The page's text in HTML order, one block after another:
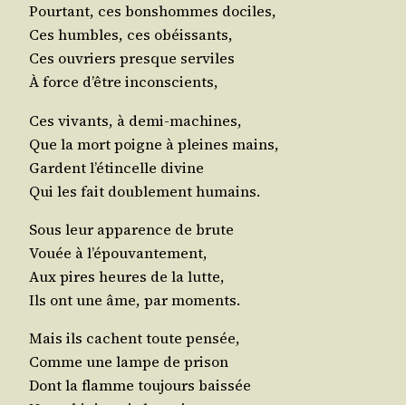
Pour­tant, ces bons­hommes dociles,
Ces humbles, ces obéissants,
Ces ouvriers presque serviles
À force d’être inconscients,
Ces vivants, à demi-machines,
Que la mort poigne à pleines mains,
Gardent l’é­tin­celle divine
Qui les fait dou­ble­ment humains.
Sous leur appa­rence de brute
Vouée à l’épouvantement,
Aux pires heures de la lutte,
Ils ont une âme, par moments.
Mais ils cachent toute pensée,
Comme une lampe de prison
Dont la flamme tou­jours baissée